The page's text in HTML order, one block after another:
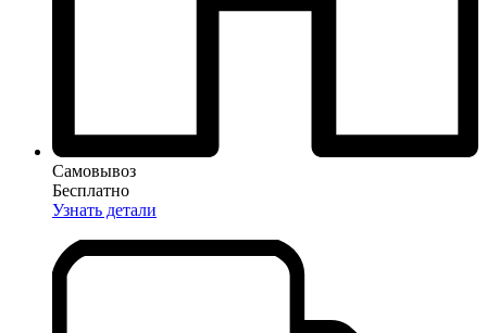
Самовывоз
Бесплатно
Узнать детали